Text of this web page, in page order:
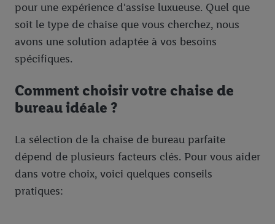
pour une expérience d'assise luxueuse. Quel que
soit le type de chaise que vous cherchez, nous
avons une solution adaptée à vos besoins
spécifiques.
Comment choisir votre chaise de
bureau idéale ?
La sélection de la chaise de bureau parfaite
dépend de plusieurs facteurs clés. Pour vous aider
dans votre choix, voici quelques conseils
pratiques: